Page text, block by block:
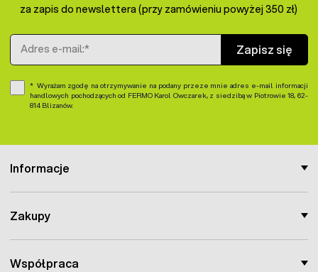
Informacje
Zakupy
Współpraca
za zapis do newslettera (przy zamówieniu powyżej 350 zł)
Adres e-mail
Zapisz się
Wyrażam zgodę na otrzymywanie na podany przeze mnie adres e-mail informacji
handlowych pochodzących od FERMO Karol Owczarek, z siedzibą w Piotrowie 18, 62-
814 Blizanów.